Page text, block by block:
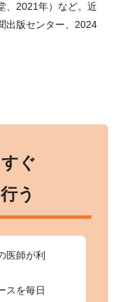
、2021年）など。近
出版センター、2024
ぐ
う
医師が利
スを毎日